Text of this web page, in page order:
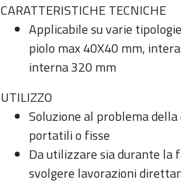
CARATTERISTICHE TECNICHE
Applicabile su varie
piolo max 40X40 mm,
interna 320 mm
UTILIZZO
Soluzione al problema
portatili o fisse
Da utilizzare sia durante la
svolgere lavorazioni